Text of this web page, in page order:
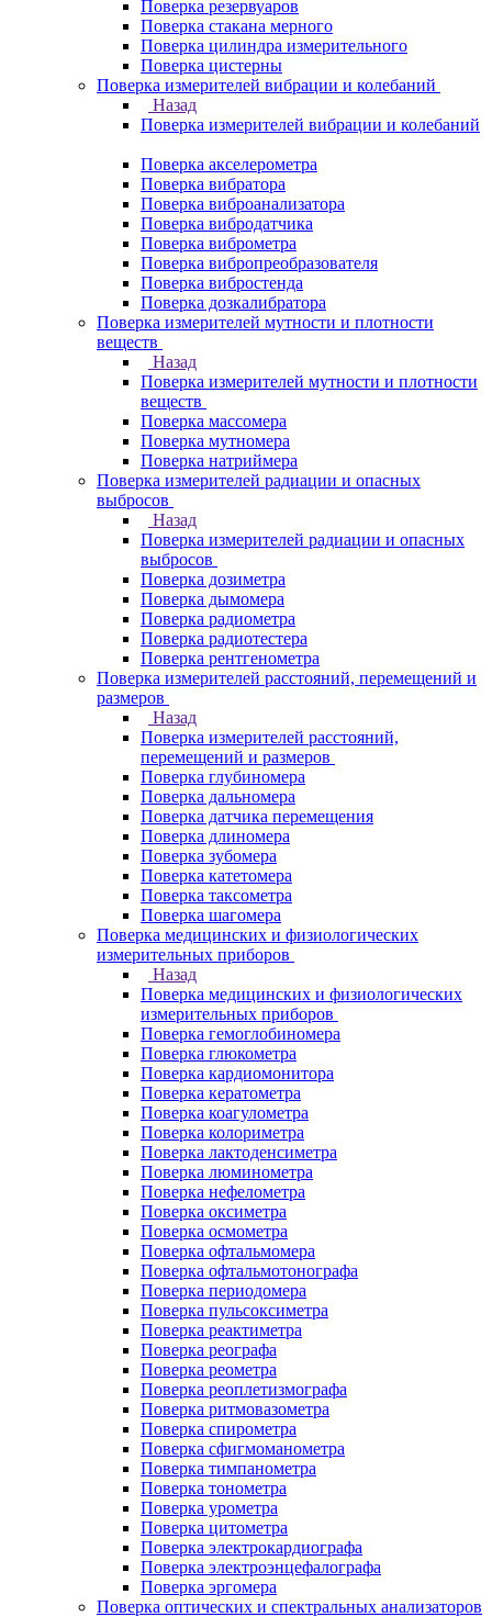
Поверка резервуаров
Поверка стакана мерного
Поверка цилиндра измерительного
Поверка цистерны
Поверка измерителей вибрации и колебаний
Назад
Поверка измерителей вибрации и колебаний
Поверка акселерометра
Поверка вибратора
Поверка виброанализатора
Поверка вибродатчика
Поверка виброметра
Поверка вибропреобразователя
Поверка вибростенда
Поверка дозкалибратора
Поверка измерителей мутности и плотности
веществ
Назад
Поверка измерителей мутности и плотности
веществ
Поверка массомера
Поверка мутномера
Поверка натриймера
Поверка измерителей радиации и опасных
выбросов
Назад
Поверка измерителей радиации и опасных
выбросов
Поверка дозиметра
Поверка дымомера
Поверка радиометра
Поверка радиотестера
Поверка рентгенометра
Поверка измерителей расстояний, перемещений и
размеров
Назад
Поверка измерителей расстояний,
перемещений и размеров
Поверка глубиномера
Поверка дальномера
Поверка датчика перемещения
Поверка длиномера
Поверка зубомера
Поверка катетомера
Поверка таксометра
Поверка шагомера
Поверка медицинских и физиологических
измерительных приборов
Назад
Поверка медицинских и физиологических
измерительных приборов
Поверка гемоглобиномера
Поверка глюкометра
Поверка кардиомонитора
Поверка кератометра
Поверка коагулометра
Поверка колориметра
Поверка лактоденсиметра
Поверка люминометра
Поверка нефелометра
Поверка оксиметра
Поверка осмометра
Поверка офтальмомера
Поверка офтальмотонографа
Поверка периодомера
Поверка пульсоксиметра
Поверка реактиметра
Поверка реографа
Поверка реометра
Поверка реоплетизмографа
Поверка ритмовазометра
Поверка спирометра
Поверка сфигмоманометра
Поверка тимпанометра
Поверка тонометра
Поверка урометра
Поверка цитометра
Поверка электрокардиографа
Поверка электроэнцефалографа
Поверка эргомера
Поверка оптических и спектральных анализаторов